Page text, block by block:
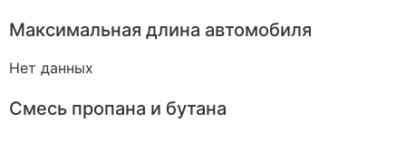
Максимальная длина автомобиля
Нет данных
Смесь пропана и бутана